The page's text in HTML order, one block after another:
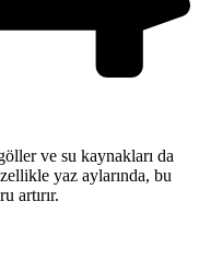
ve su kaynakları da
yaz aylarında, bu
artırır.